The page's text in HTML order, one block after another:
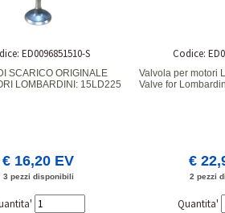
ED0096851510-S
SCARICO ORIGINALE
LOMBARDINI: 15LD225
€ 16,20 EV
3 pezzi disponibili
Codice:
Valvola per motori
Valve for
€
2 pezzi
Quantita'